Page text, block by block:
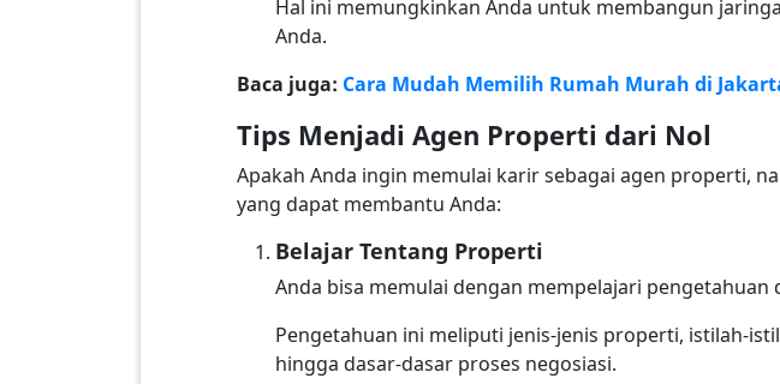
Hal ini memungkinkan Anda untuk membangun
Anda.
Baca juga: Cara Mudah Memilih Rumah Murah di
Tips Menjadi Agen Properti dari Nol
Apakah Anda ingin memulai karir sebagai agen properti,
yang dapat membantu Anda:
Belajar Tentang Properti
Anda bisa memulai dengan mempelajari
Pengetahuan ini meliputi jenis-jenis properti, istilah-
hingga dasar-dasar proses negosiasi.